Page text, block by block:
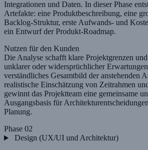
Integrationen und Daten. In dieser Phase
Artefakte: eine Produktbeschreibung, eine
Backlog-Struktur, erste Aufwands- und
ein Entwurf der Produkt-Roadmap.
Nutzen für den Kunden
Die Analyse schafft klare Projektgrenzen
unklarer oder widersprüchlicher
verständliches Gesamtbild der anstehenden
realistische Einschätzung von Zeitrahmen
gewinnt das Projektteam eine gemeinsame
Ausgangsbasis für
Planung.
Phase 02
Design (UX/UI und Architektur)